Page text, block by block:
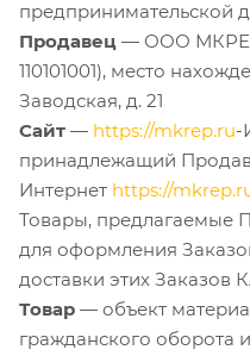
предпринимательской
Продавец — ООО МКРЕП
110101001), место
Заводская, д. 21
Сайт — https://mkrep.ru-
принадлежащий
Интернет https://
Товары, предлагаемые
для оформления
доставки этих Заказов
Товар — объект
гражданского оборота